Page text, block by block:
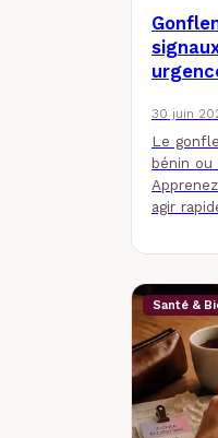
30 juin
Le
bénin ou
agir
Santé &